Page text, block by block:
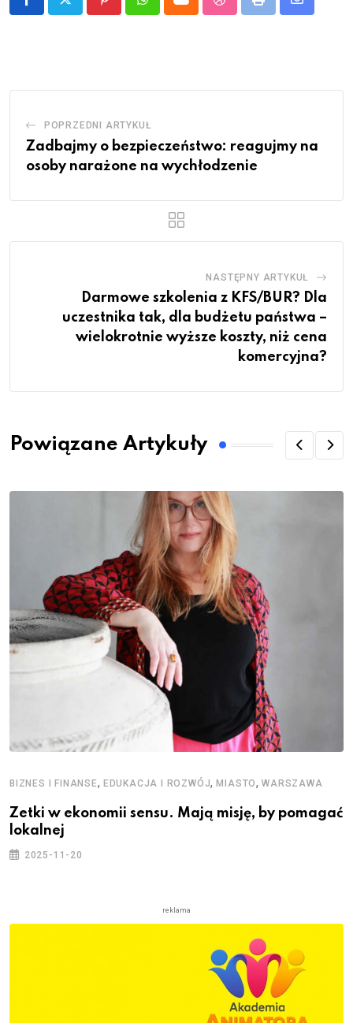
PinterestWhatsappCloud StumbleUpon
Print
Share
POPRZEDNI ARTYKUŁ
Zadbajmy o bezpieczeństwo: reagujmy na
osoby narażone na wychłodzenie
NASTĘPNY ARTYKUŁ
Darmowe szkolenia z KFS/BUR? Dla
uczestnika tak, dla budżetu państwa –
wielokrotnie wyższe koszty, niż cena
komercyjna?
Powiązane Artykuły
BIZNES I FINANSE, EDUKACJA I ROZWÓJ,MIASTO,WARSZAWA
Zetki w ekonomii sensu. Mają misję, by pomagać
lokalnej
2025-11-20
reklama